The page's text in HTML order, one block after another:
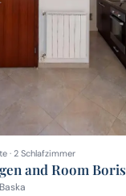
· 2 Schlafzimmer
and Room Boris